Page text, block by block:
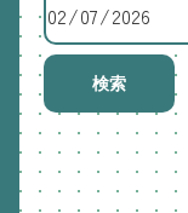
検索